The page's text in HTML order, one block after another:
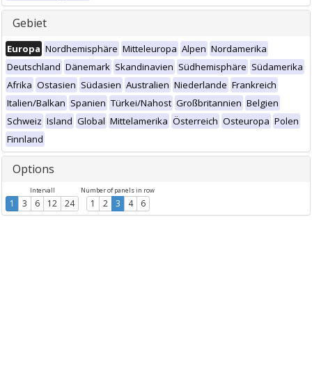
Gebiet
Europa Nordhemisphäre Mitteleuropa Alpen Nordamerika
Deutschland Dänemark Skandinavien Südhemisphäre Südamerika
Afrika Ostasien Südasien Australien Niederlande Frankreich
Italien/Balkan Spanien Türkei/Nahost Großbritannien Belgien
Schweiz Island Global Mittelamerika Österreich Osteuropa Polen
Finnland
Options
Intervall
1 3 6 12 24
Number of panels in row
1 2 3 4 6